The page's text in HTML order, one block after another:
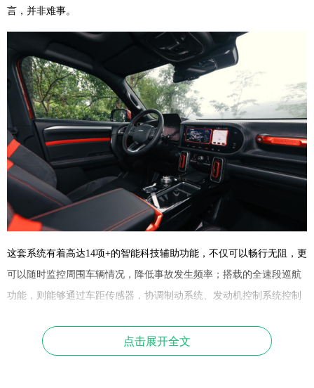
言，并非难事。
这套系统有着高达14项+的智能科技辅助功能 ，不仅可以畅行无阻，更
可以随时监控周围车辆情况，降低事故发生频率；搭载的全速段巡航
功能，则能够通过车距传感器，协调制动系统、发动机控制系统控制
全。有了它的加持，哈弗大狗轻松征服西双版纳早高峰。
点击展开全文